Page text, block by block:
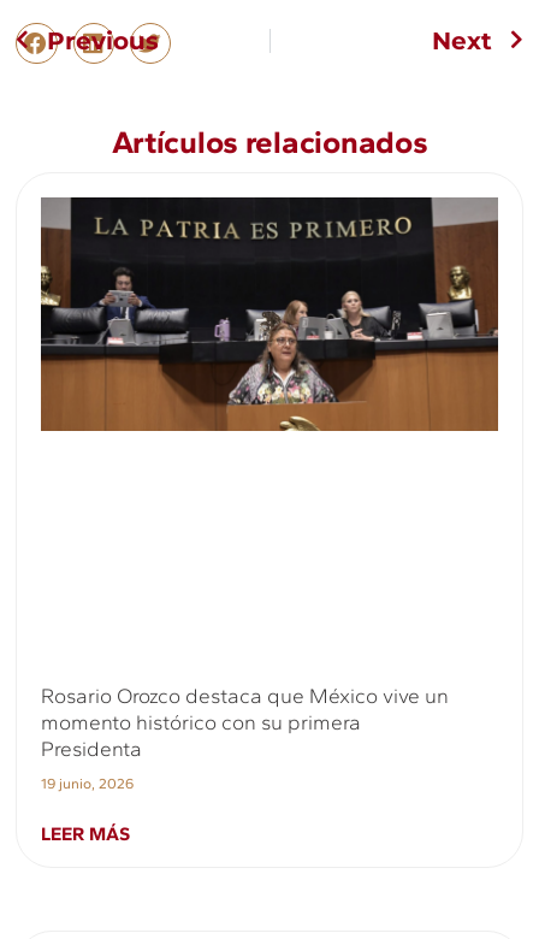
Previous Next
Artículos relacionados
Rosario Orozco destaca que México vive un
momento histórico con su primera
Presidenta
19 junio, 2026
LEER MÁS